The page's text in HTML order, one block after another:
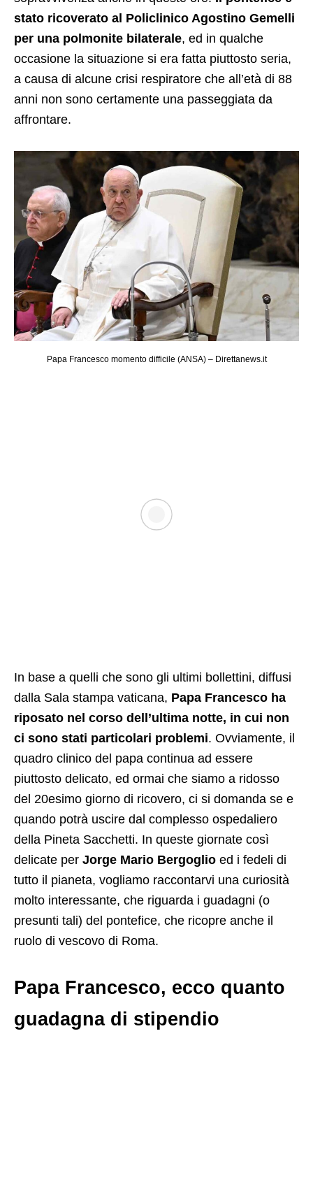
stato ricoverato al Policlinico Agostino Gemelli
per una polmonite bilaterale, ed in qualche
occasione la situazione si era fatta piuttosto seria,
a causa di alcune crisi respiratore che all’età di 88
anni non sono certamente una passeggiata da
affrontare.
Papa Francesco momento difficile (ANSA) – Direttanews.it
In base a quelli che sono gli ultimi bollettini, diffusi
dalla Sala stampa vaticana, Papa Francesco ha
riposato nel corso dell’ultima notte, in cui non
ci sono stati particolari problemi. Ovviamente, il
quadro clinico del papa continua ad essere
piuttosto delicato, ed ormai che siamo a ridosso
del 20esimo giorno di ricovero, ci si domanda se e
quando potrà uscire dal complesso ospedaliero
della Pineta Sacchetti. In queste giornate così
delicate per Jorge Mario Bergoglio ed i fedeli di
tutto il pianeta, vogliamo raccontarvi una curiosità
molto interessante, che riguarda i guadagni (o
presunti tali) del pontefice, che ricopre anche il
ruolo di vescovo di Roma.
Papa Francesco, ecco quanto
guadagna di stipendio